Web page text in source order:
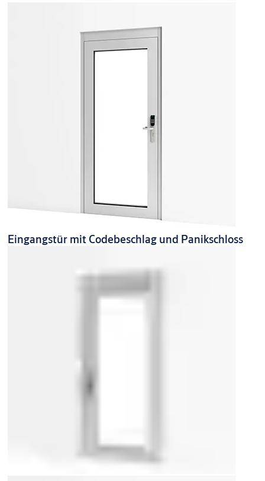
Eingangstür mit Codebeschlag und Panikschloss